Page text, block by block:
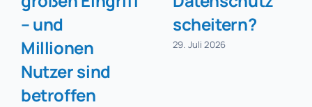
– und
Millionen
Nutzer sind
betroffen
scheitern?
29. Juli 2026